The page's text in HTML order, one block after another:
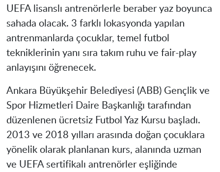
UEFA lisanslı antrenörlerle beraber yaz boyunca
sahada olacak. 3 farklı lokasyonda yapılan
antrenmanlarda çocuklar, temel futbol
tekniklerinin yanı sıra takım ruhu ve fair-play
anlayışını öğrenecek.
Ankara Büyükşehir Belediyesi (ABB) Gençlik ve
Spor Hizmetleri Daire Başkanlığı tarafından
düzenlenen ücretsiz Futbol Yaz Kursu başladı.
2013 ve 2018 yılları arasında doğan çocuklara
yönelik olarak planlanan kurs, alanında uzman
ve UEFA sertifikalı antrenörler eşliğinde